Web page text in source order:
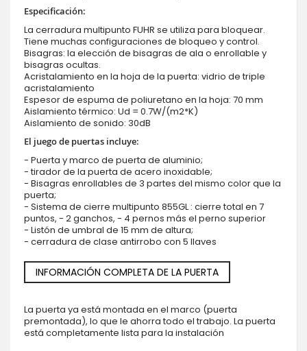
Especificación:
La cerradura multipunto FUHR se utiliza para bloquear.
Tiene muchas configuraciones de bloqueo y control.
Bisagras: la elección de bisagras de ala o enrollable y
bisagras ocultas.
Acristalamiento en la hoja de la puerta: vidrio de triple
acristalamiento
Espesor de espuma de poliuretano en la hoja: 70 mm
Aislamiento térmico: Ud = 0.7W/(m2*K)
Aislamiento de sonido: 30dB
El juego de puertas incluye:
- Puerta y marco de puerta de aluminio;
- tirador de la puerta de acero inoxidable;
- Bisagras enrollables de 3 partes del mismo color que la
puerta;
- Sistema de cierre multipunto 855GL : cierre total en 7
puntos, - 2 ganchos, - 4 pernos más el perno superior
- Listón de umbral de 15 mm de altura;
- cerradura de clase antirrobo con 5 llaves
INFORMACIÓN COMPLETA DE LA PUERTA
La puerta ya está montada en el marco (puerta
premontada), lo que le ahorra todo el trabajo. La puerta
está completamente lista para la instalación